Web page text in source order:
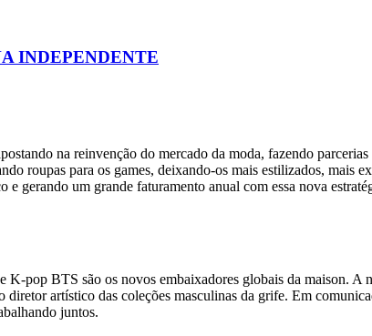
INDEPENDENTE
na reinvenção do mercado da moda, fazendo
roupas para os games, deixando-os mais estilizados, mais
e gerando um grande faturamento anual com essa nova
pop BTS são os novos embaixadores globais da maison. A
artístico das coleções masculinas da grife. Em
juntos.